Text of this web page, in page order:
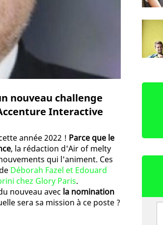
nouveau challenge
Interactive
année 2022 ! Parce que le
, la rédaction d'Air of melty
qui l'animent. Ces
Déborah Fazel et Edouard
chez Glory Paris.
nouveau avec la nomination
sera sa mission à ce poste ?